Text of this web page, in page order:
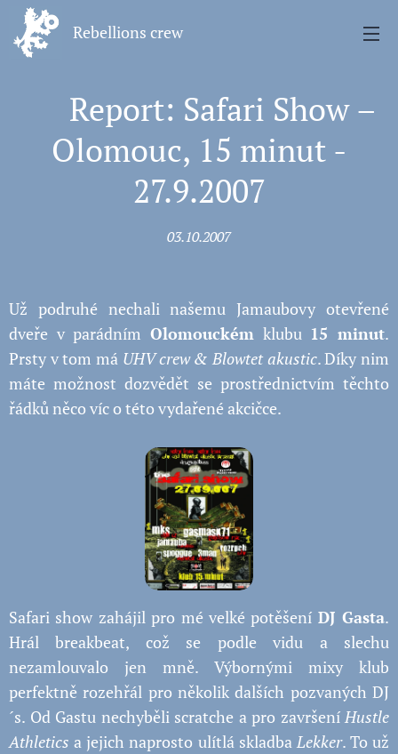
Rebellions crew
💥 Report: Safari Show –
Olomouc, 15 minut -
27.9.2007
03.10.2007
Už podruhé nechali našemu Jamaubovy otevřené
dveře v parádním Olomouckém klubu 15 minut.
Prsty v tom má UHV crew & Blowtet akustic. Díky nim
máte možnost dozvědět se prostřednictvím těchto
řádků něco víc o této vydařené akcičce.
Safari show zahájil pro mé velké potěšení DJ Gasta.
Hrál breakbeat, což se podle vidu a slechu
nezamlouvalo jen mně. Výbornými mixy klub
perfektně rozehřál pro několik dalších pozvaných DJ
´s. Od Gastu nechyběli scratche a pro završení Hustle
Athletics a jejich naprosto ulítlá skladba Lekker. To už